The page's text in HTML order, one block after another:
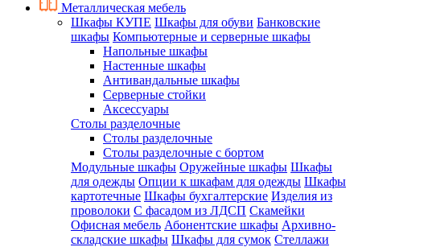
Металлическая мебель
Шкафы КУПЕ Шкафы для обуви Банковские
шкафы Компьютерные и серверные шкафы
Напольные шкафы
Настенные шкафы
Антивандальные шкафы
Серверные стойки
Аксессуары
Столы разделочные
Столы разделочные
Столы разделочные с бортом
Модульные шкафы Оружейные шкафы Шкафы
для одежды Опции к шкафам для одежды Шкафы
картотечные Шкафы бухгалтерские Изделия из
проволоки С фасадом из ЛДСП Скамейки
Офисная мебель Абонентские шкафы Архивно-
складские шкафы Шкафы для сумок Стеллажи